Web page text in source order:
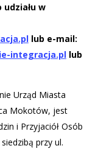
udziału w
lub e-mail:
integracja.pllub
Urząd Miasta
Mokotów, jest
i Przyjaciół Osób
przy ul.